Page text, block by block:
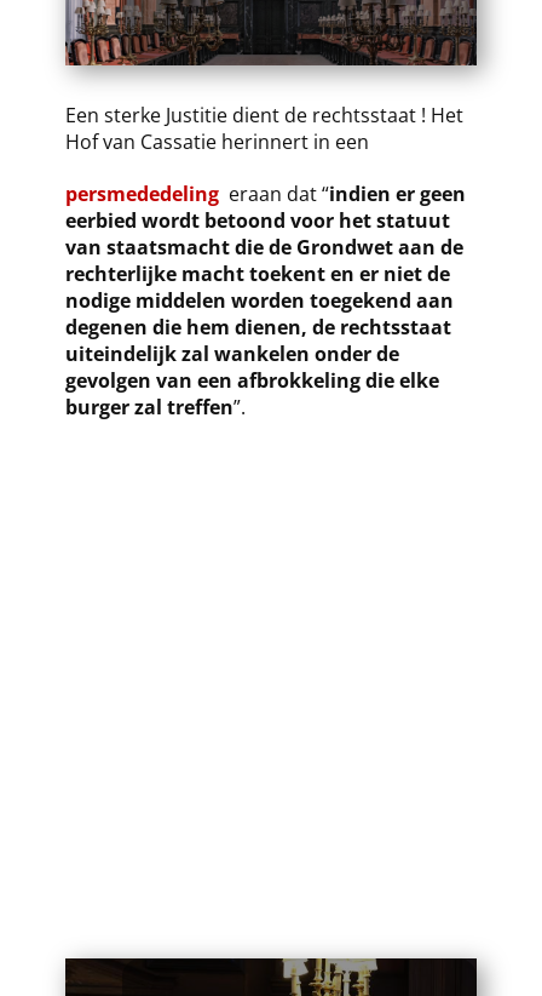
​Een sterke Justitie dient de rechtsstaat ! Het
Hof van Cassatie herinnert in een
persmededeling eraan dat “indien er geen
eerbied wordt betoond voor het statuut
van staatsmacht die de Grondwet aan de
rechterlijke macht toekent en er niet de
nodige middelen worden toegekend aan
degenen die hem dienen, de rechtsstaat
uiteindelijk zal wankelen onder de
gevolgen van een afbrokkeling die elke
burger zal treffen”.